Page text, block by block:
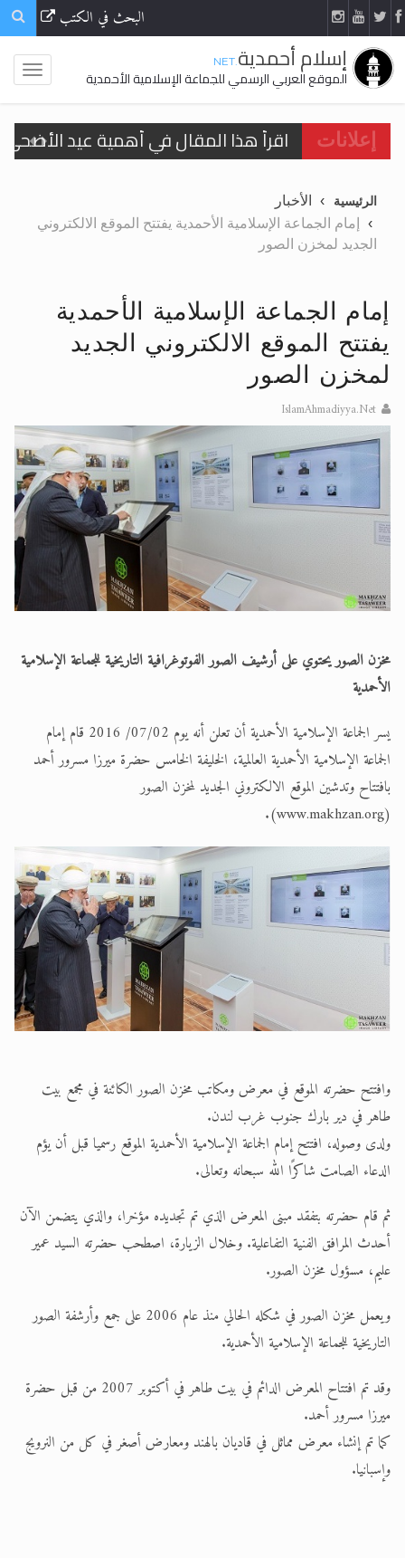
البحث في الكتب
إسلام أحمدية.NET
الموقع العربي الرسمي للجماعة الإسلامية الأحمدية
إعلانات
اقرأ هذا المقال في أهمية عيد
تعميم هامّ لأفراد الجماعة >> المزيد
تعميم هامّ لأفراد الجماعة >> المزيد
اقرأ هذا الكتاب وتعرّف على حقيقة
الحجّ.. دلالات، حِكم، وأهداف >> المزيد
اقرأ هذا المقال في أهمية عيد
الرئيسية
الأخبار
إمام الجماعة الإسلامية الأحمدية يفتتح الموقع الالكتروني
الجديد لمخزن الصور
إمام الجماعة الإسلامية الأحمدية
يفتتح الموقع الالكتروني الجديد
لمخزن الصور
IslamAhmadiyya.Net
مخزن الصور يحتوي على أرشيف الصور الفوتوغرافية التاريخية للجماعة الإسلامية
الأحمدية
يسر الجماعة الإسلامية الأحمدية أن تعلن أنه يوم 07/02/ 2016 قام إمام
الجماعة الإسلامية الأحمدية العالمية، الخليفة الخامس حضرة ميرزا مسرور أحمد
بافتتاح وتدشين الموقع الالكتروني الجديد لمخزن الصور
(www.makhzan.org).
وافتتح حضرته الموقع في معرض ومكاتب مخزن الصور الكائنة في مجمع بيت
طاهر في دير بارك جنوب غرب لندن.
ولدى وصوله، افتتح إمام الجماعة الإسلامية الأحمدية الموقع رسميا قبل أن يؤم
الدعاء الصامت شاكرًا الله سبحانه وتعالى.
ثم قام حضرته بتفقد مبنى المعرض الذي تم تجديده مؤخرا، والذي يتضمن الآن
أحدث المرافق الفنية التفاعلية. وخلال الزيارة، اصطحب حضرته السيد عمير
عليم، مسؤول مخزن الصور.
ويعمل مخزن الصور في شكله الحالي منذ عام 2006 على جمع وأرشفة الصور
التاريخية للجماعة الإسلامية الأحمدية.
وقد تم افتتاح المعرض الدائم في بيت طاهر في أكتوبر 2007 من قبل حضرة
ميرزا مسرور أحمد.
كما تم إنشاء معرض مماثل في قاديان بالهند ومعارض أصغر في كل من النرويج
وإسبانيا.